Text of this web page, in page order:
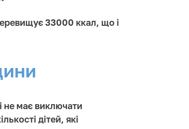
33000 ккал, що і
не має виключати
дітей, які